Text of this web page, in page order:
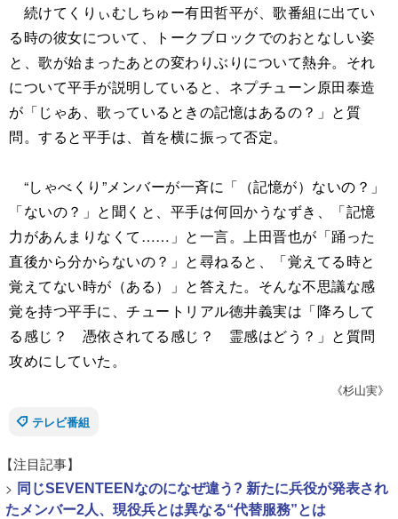
続けてくりぃむしちゅー有田哲平が、歌番組に出てい
る時の彼女について、トークブロックでのおとなしい姿
と、歌が始まったあとの変わりぶりについて熱弁。それ
について平手が説明していると、ネプチューン原田泰造
が「じゃあ、歌っているときの記憶はあるの？」と質
問。すると平手は、首を横に振って否定。
“しゃべくり”メンバーが一斉に「（記憶が）ないの？」
「ないの？」と聞くと、平手は何回かうなずき、「記憶
力があんまりなくて……」と一言。上田晋也が「踊った
直後から分からないの？」と尋ねると、「覚えてる時と
覚えてない時が（ある）」と答えた。そんな不思議な感
覚を持つ平手に、チュートリアル徳井義実は「降ろして
る感じ？ 憑依されてる感じ？ 霊感はどう？」と質問
攻めにしていた。
《杉山実》
テレビ番組
【注目記事】
> 同じSEVENTEENなのになぜ違う? 新たに兵役が発表され
たメンバー2人、現役兵とは異なる“代替服務”とは